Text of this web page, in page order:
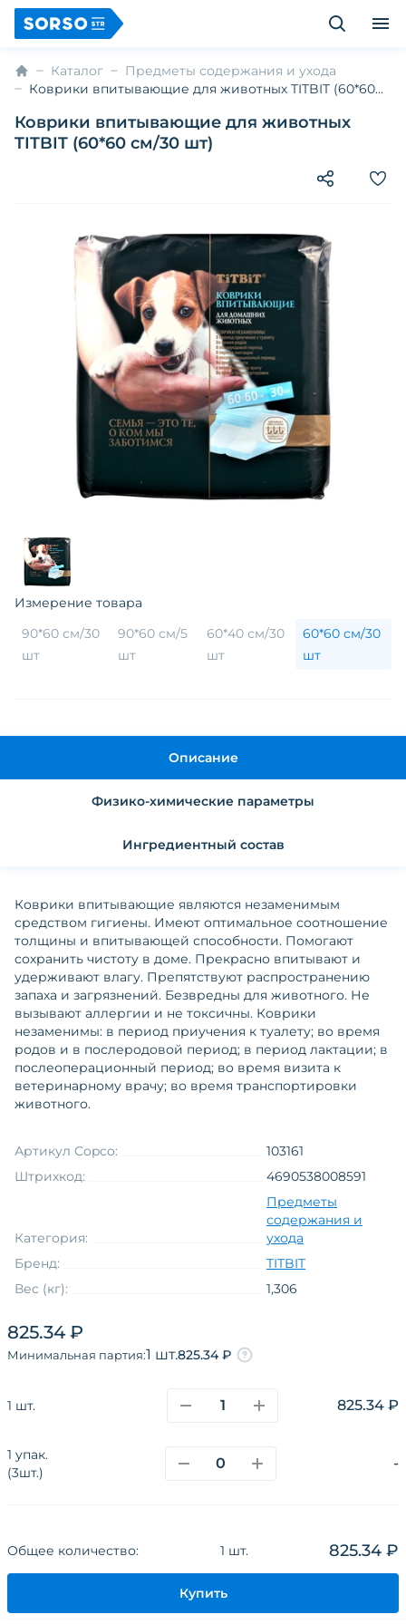
Каталог
Предметы содержания и ухода
Коврики впитывающие для животных TITBIT (60*60
Коврики впитывающие для животных
TITBIT (60*60 см/30 шт)
Измерение товара
90*60 см/30
шт
90*60 см/5
шт
60*40 см/30
шт
60*60 см/30
шт
825.34 ₽
Минимальная партия:1 шт.825.34 ₽
1 шт. 825.34 ₽
1 упак.
(3шт.)
-
Общее количество: 1 шт. 825.34 ₽
Купить
Описание
Физико-химические параметры
Ингредиентный состав
Коврики впитывающие являются незаменимым
средством гигиены. Имеют оптимальное соотношение
толщины и впитывающей способности. Помогают
сохранить чистоту в доме. Прекрасно впитывают и
удерживают влагу. Препятствуют распространению
запаха и загрязнений. Безвредны для животного. Не
вызывают аллергии и не токсичны. Коврики
незаменимы: в период приучения к туалету; во время
родов и в послеродовой период; в период лактации; в
послеоперационный период; во время визита к
ветеринарному врачу; во время транспортировки
животного.
Артикул Copco:
103161
Штрихкод:
4690538008591
Категория:
Предметы
содержания и
ухода
Бренд:
TITBIT
Вес (кг):
1,306
Возраст
Материал
Тип товара
Политика конфиденциальности
CoffeeStudio